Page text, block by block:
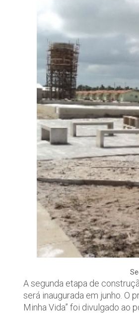
A segunda etapa de
será inaugurada em junho. O
Minha Vida” foi divulgado ao